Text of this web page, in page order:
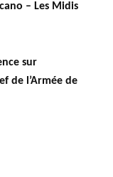
– Les Midis
sur
de l’Armée de